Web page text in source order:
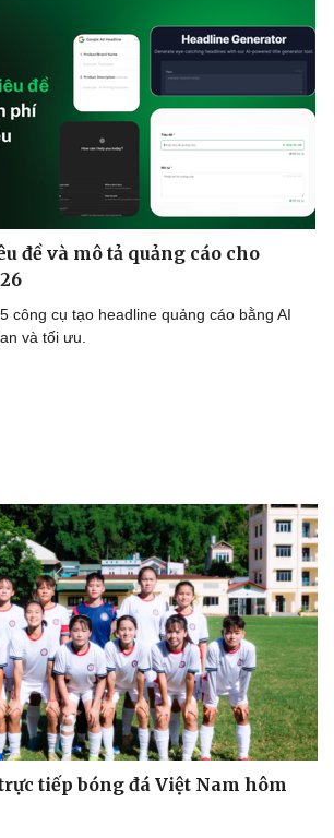
đề và mô tả quảng cáo cho
công cụ tạo headline quảng cáo bằng AI
và tối ưu.
tiếp bóng đá Việt Nam hôm